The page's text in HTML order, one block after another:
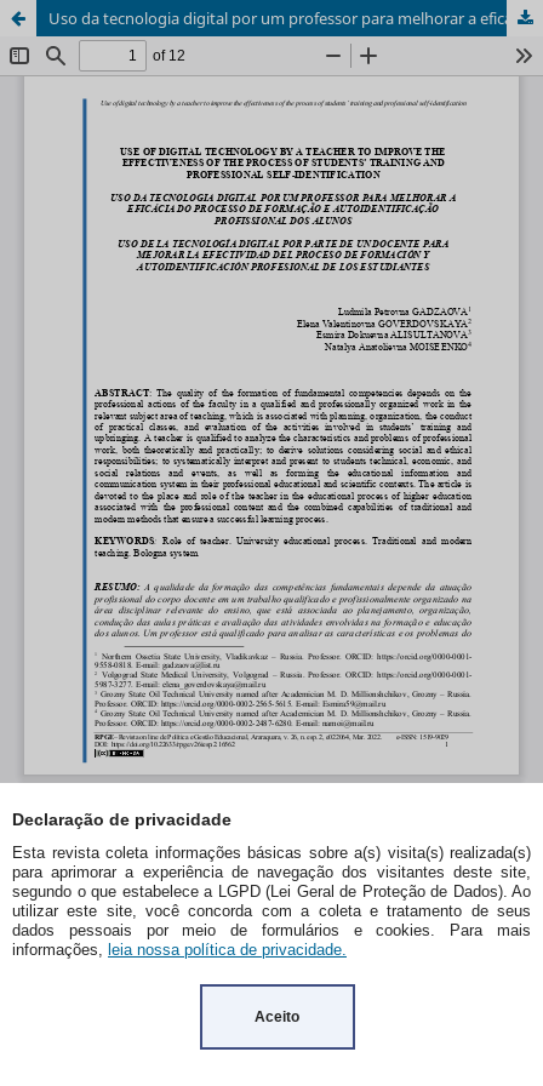
Declaração de privacidade
Esta revista coleta informações básicas sobre a(s) visita(s) realizada(s)
para aprimorar a experiência de navegação dos visitantes deste site,
segundo o que estabelece a LGPD (Lei Geral de Proteção de Dados). Ao
utilizar este site, você concorda com a coleta e tratamento de seus
dados pessoais por meio de formulários e cookies. Para mais
informações, leia nossa política de privacidade.
Aceito
Uso da tecnologia digital por um professor para melhorar a eficácia do processo de formação e autoidentificação profissional dos alunos